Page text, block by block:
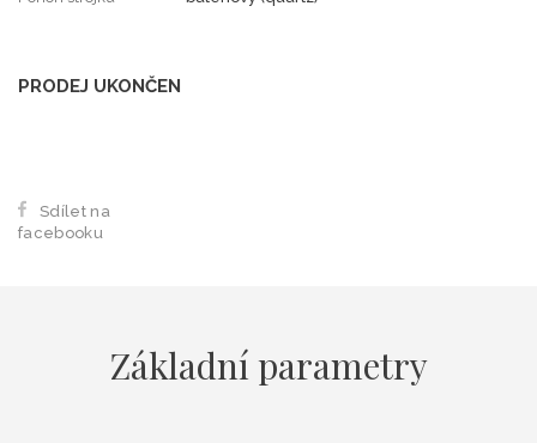
PRODEJ UKONČEN
Sdílet na
facebooku
Základní parametry